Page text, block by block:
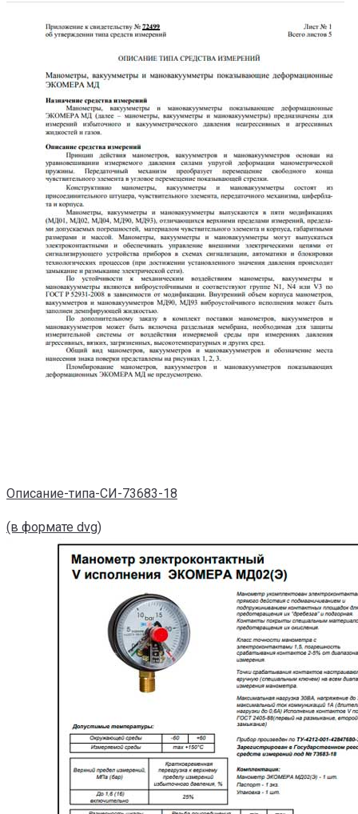
Описание-типа-СИ-73683-18
(в формате dvg)